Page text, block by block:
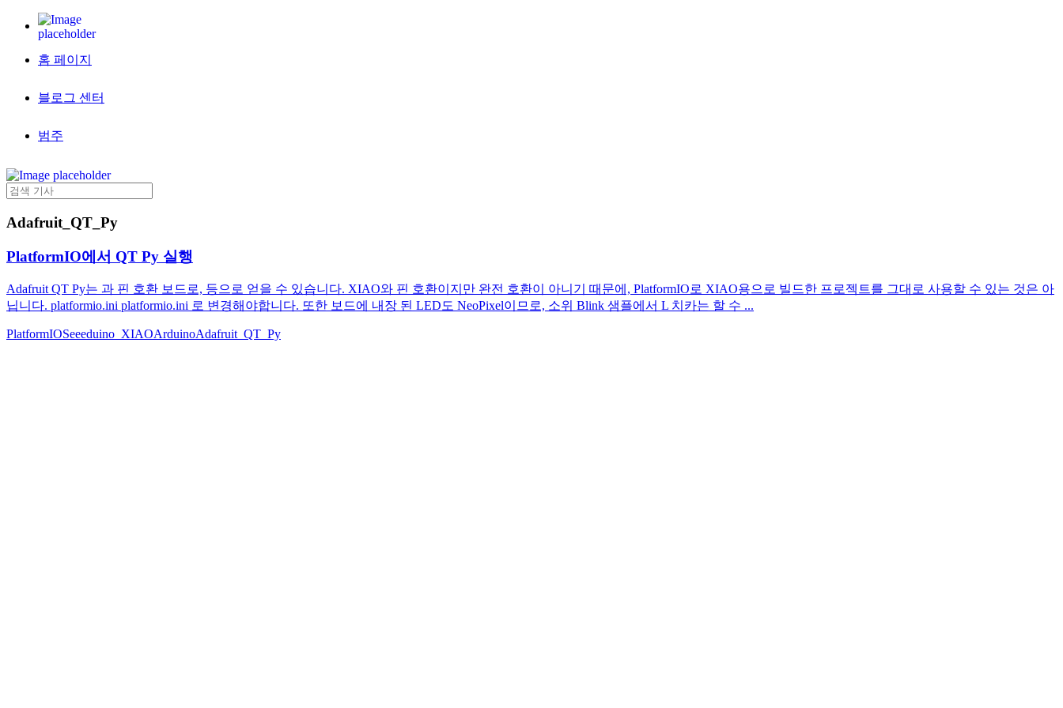
홈 페이지
블로그 센터
범주
Adafruit_QT_Py
PlatformIO에서 QT Py 실행
Adafruit QT Py는 과 핀 호환 보드로, 등으로 얻을 수 있습니다. XIAO와 핀 호환이지만 완전 호환이 아니기 때문에, PlatformIO로 XIAO용으로 빌드한 프로젝트를 그대로 사용할 수 있는 것은 아
닙니다. platformio.ini platformio.ini 로 변경해야합니다. 또한 보드에 내장 된 LED도 NeoPixel이므로, 소위 Blink 샘플에서 L 치카는 할 수 ...
PlatformIOSeeeduino_XIAOArduinoAdafruit_QT_Py